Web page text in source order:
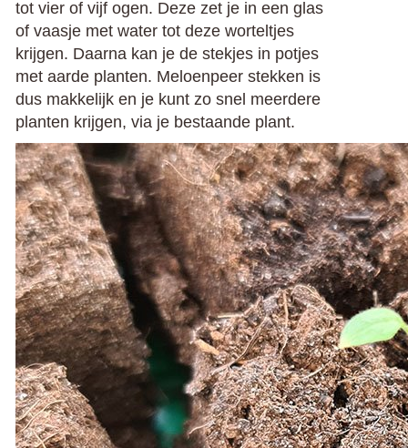
tot vier of vijf ogen. Deze zet je in een glas
of vaasje met water tot deze worteltjes
krijgen. Daarna kan je de stekjes in potjes
met aarde planten. Meloenpeer stekken is
dus makkelijk en je kunt zo snel meerdere
planten krijgen, via je bestaande plant.